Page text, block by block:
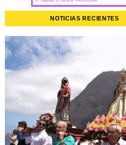
NOTICIAS RECIENTES